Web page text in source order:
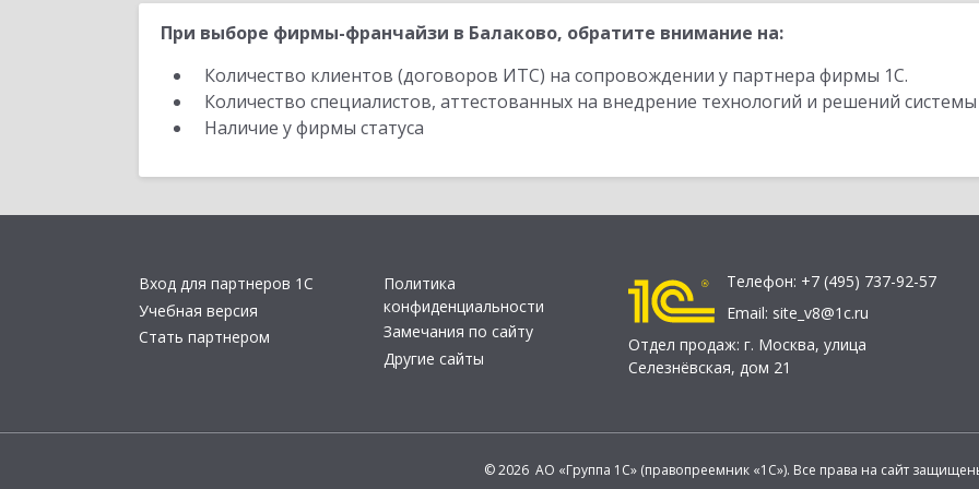
При выборе фирмы-франчайзи в Балаково, обратите внимание на:
Количество клиентов (договоров ИТС) на сопровождении у партнера фирмы 1С.
Количество специалистов, аттестованных на внедрение технологий и решений
Наличие у фирмы статуса
Вход для партнеров 1С
Учебная версия
Стать партнером
Политика
конфиденциальности
Замечания по сайту
Другие сайты
Телефон: +7 (495) 737-92-57
Email: site_v8@1c.ru
Отдел продаж: г. Москва, улица
Селезнёвская, дом 21
© 2026 АО «Группа 1С» (правопреемник «1С»). Все права на сайт